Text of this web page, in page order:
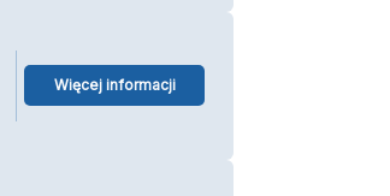
Więcej informacji